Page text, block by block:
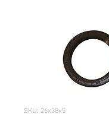
SKU: 26x38x5